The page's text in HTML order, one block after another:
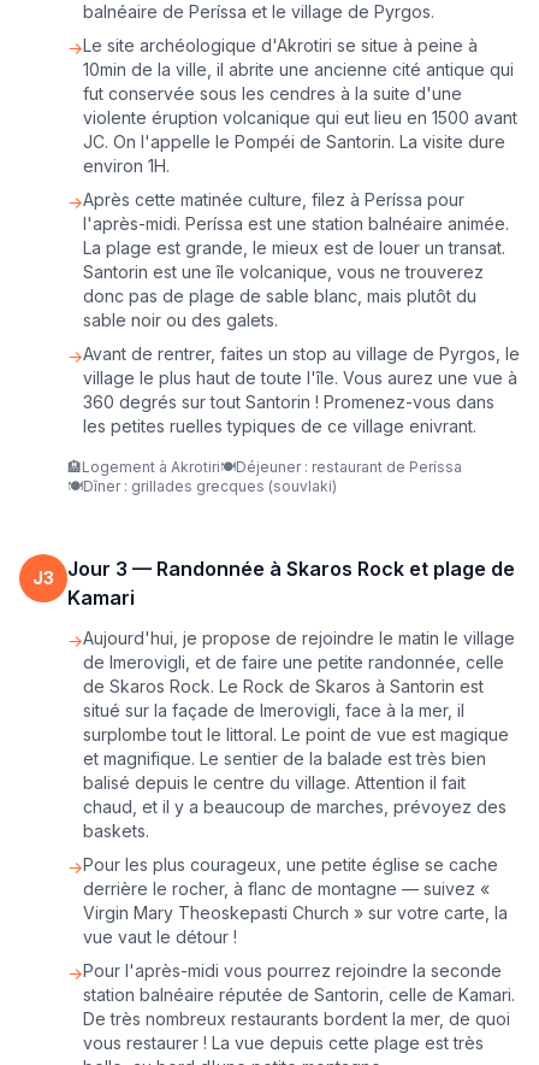
balnéaire de Períssa et le village de Pyrgos.
→Le site archéologique d'Akrotiri se situe à peine à
10min de la ville, il abrite une ancienne cité antique qui
fut conservée sous les cendres à la suite d'une
violente éruption volcanique qui eut lieu en 1500 avant
JC. On l'appelle le Pompéi de Santorin. La visite dure
environ 1H.
→Après cette matinée culture, filez à Períssa pour
l'après-midi. Períssa est une station balnéaire animée.
La plage est grande, le mieux est de louer un transat.
Santorin est une île volcanique, vous ne trouverez
donc pas de plage de sable blanc, mais plutôt du
sable noir ou des galets.
→Avant de rentrer, faites un stop au village de Pyrgos, le
village le plus haut de toute l'île. Vous aurez une vue à
360 degrés sur tout Santorin ! Promenez-vous dans
les petites ruelles typiques de ce village enivrant.
🏨Logement à Akrotiri🍽️Déjeuner : restaurant de Períssa
🍽️Dîner : grillades grecques (souvlaki)
J3 Jour 3 — Randonnée à Skaros Rock et plage de
Kamari
→Aujourd'hui, je propose de rejoindre le matin le village
de Imerovigli, et de faire une petite randonnée, celle
de Skaros Rock. Le Rock de Skaros à Santorin est
situé sur la façade de Imerovigli, face à la mer, il
surplombe tout le littoral. Le point de vue est magique
et magnifique. Le sentier de la balade est très bien
balisé depuis le centre du village. Attention il fait
chaud, et il y a beaucoup de marches, prévoyez des
baskets.
→Pour les plus courageux, une petite église se cache
derrière le rocher, à flanc de montagne — suivez «
Virgin Mary Theoskepasti Church » sur votre carte, la
vue vaut le détour !
→Pour l'après-midi vous pourrez rejoindre la seconde
station balnéaire réputée de Santorin, celle de Kamari.
De très nombreux restaurants bordent la mer, de quoi
vous restaurer ! La vue depuis cette plage est très